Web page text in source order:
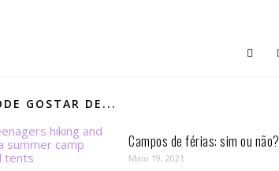
GOSTAR DE...
Campos de férias: sim ou não?
Maio 19, 2021